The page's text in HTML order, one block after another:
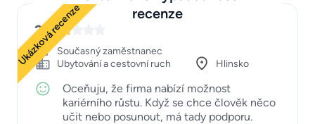
recenze
Ukázková recenze
2
Současný zaměstnanec
Ubytování a cestovní ruch
Hlinsko
Oceňuju, že firma nabízí možnost
kariérního růstu. Když se chce člověk něco
učit nebo posunout, má tady podporu.